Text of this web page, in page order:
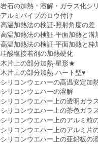
岩石の加熱・溶解・ガラス化シ
アルミパイプのロウ付け
高温加熱法の検証-照射角度の差
高温加熱法の検証-平面加熱と溝
高温加熱法の検証-平面加熱と枠
珪酸塩接着剤の加熱硬化
木片上の部分加熱-星形★
木片上の部分加熱-ハート型♥
シリコンウェハーの高温安定加
シリコンウェハーの溶解
シリコンウエハー上の透明ガラ
シリコンウエハー上の茶色ガラ
シリコンウエハー上のアルミ粒
シリコンウエハー上のアルミ片
シリコンウエハー上の亜鉛板の